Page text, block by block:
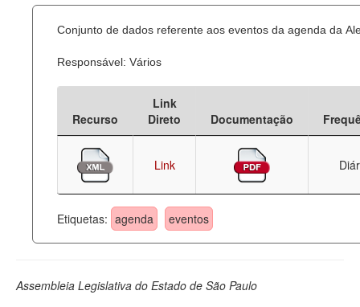
Processo Legislativo
Deputados Estaduais
Administração
Legislação
Perguntas frequentes
Conjunto de dados referente aos eventos da agenda da
Responsável: Vários
Recurso
Link
Direto
Documentação
Link
Etiquetas: agenda eventos
Assembleia Legislativa do Estado de São Paulo